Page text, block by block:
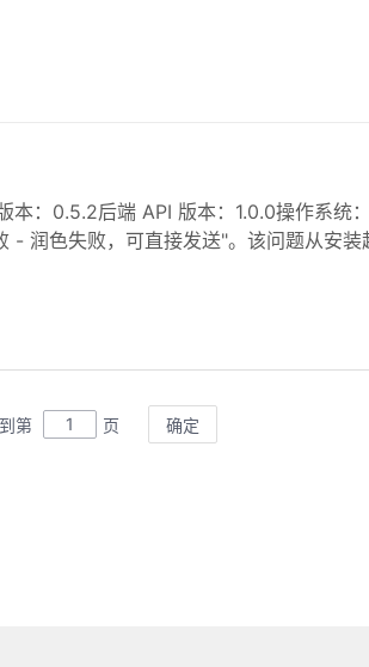
本：0.5.2后端 API 版本：1.0.0操作系统
- 润色失败，可直接发送"。该问题从安装
到第 页 确定